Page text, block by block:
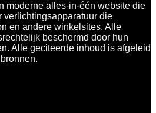
moderne alles-in-één website die
verlichtingsapparatuur die
en andere winkelsites. Alle
beschermd door hun
Alle geciteerde inhoud is afgeleid